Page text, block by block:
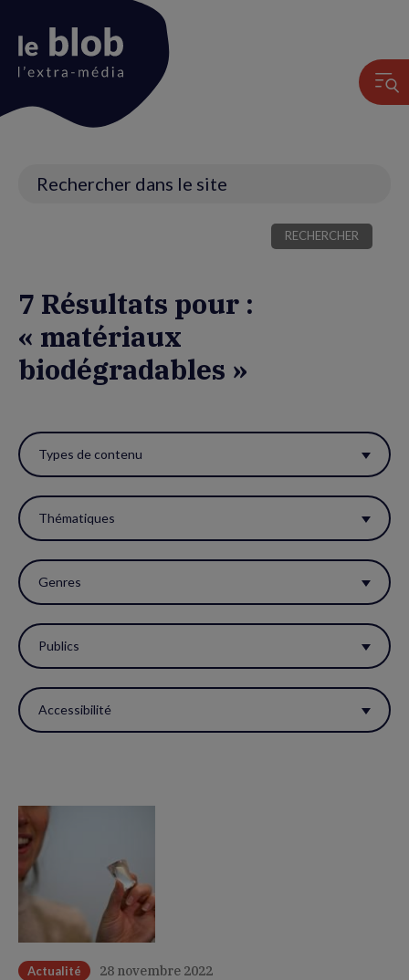
7 Résultats pour :
« matériaux
biodégradables »
ces
filtres
pour
réactualiser
la
page.
Types de contenu
Thématiques
Genres
Publics
Accessibilité
Actualité 28 novembre 2022